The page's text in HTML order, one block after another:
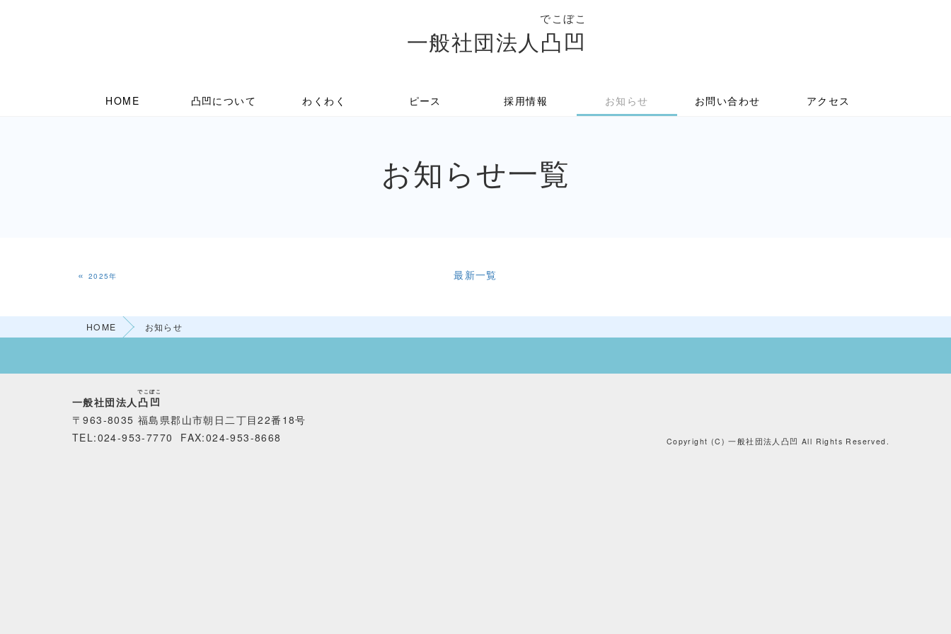
一般社団法人 凸凹
でこぼこ
HOME 凸凹について わくわく ピース 採用情報 お知らせ お問い合わせ アクセス
お知らせ一覧
« 2025年 最新一覧
HOME お知らせ
一般社団法人 凸凹
でこぼこ
〒963-8035 福島県郡山市朝日二丁目22番18号
TEL:024-953-7770 FAX:024-953-8668 Copyright (C) 一般社団法人凸凹 All Rights Reserved.